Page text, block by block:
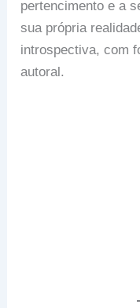
pertencimento e a
sua própria
introspectiva, com
autoral.